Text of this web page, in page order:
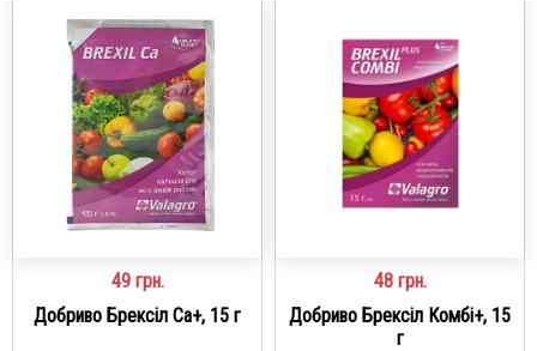
49 грн.
Добриво Брексіл Са+, 15 г
48 грн.
Добриво Брексіл Комбі+, 15
г